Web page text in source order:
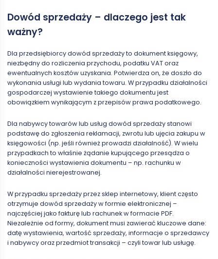
Dowód sprzedaży – dlaczego jest tak
ważny?
Dla przedsiębiorcy dowód sprzedaży to dokument księgowy,
niezbędny do rozliczenia przychodu, podatku VAT oraz
ewentualnych kosztów uzyskania. Potwierdza on, że doszło do
wykonania usługi lub wydania towaru. W przypadku działalności
gospodarczej wystawienie takiego dokumentu jest
obowiązkiem wynikającym z przepisów prawa podatkowego.
Dla nabywcy towarów lub usług dowód sprzedaży stanowi
podstawę do zgłoszenia reklamacji, zwrotu lub ujęcia zakupu w
księgowości (np. jeśli również prowadzi działalność). W wielu
przypadkach to właśnie żądanie kupującego przesądza o
konieczności wystawienia dokumentu – np. rachunku w
działalności nierejestrowanej.
W przypadku sprzedaży przez sklep internetowy, klient często
otrzymuje dowód sprzedaży w formie elektronicznej –
najczęściej jako fakturę lub rachunek w formacie PDF.
Niezależnie od formy, dokument musi zawierać kluczowe dane:
datę wystawienia, wartość sprzedaży, informacje o sprzedawcy
i nabywcy oraz przedmiot transakcji – czyli towar lub usługę.